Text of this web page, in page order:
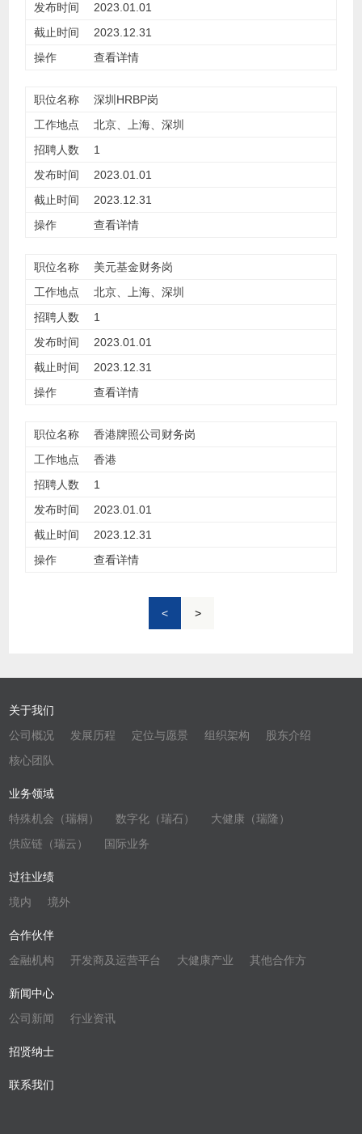
2023.01.01
2023.12.31
查看详情
深圳HRBP岗
北京、上海、深圳
1
2023.01.01
2023.12.31
查看详情
美元基金财务岗
北京、上海、深圳
1
2023.01.01
2023.12.31
查看详情
香港牌照公司财务岗
香港
1
2023.01.01
2023.12.31
查看详情
< >
关于我们
公司概况
发展历程 定位与愿景 组织架构
股东介绍
核心团队
业务领域
特殊机会（瑞桐）
数字化（瑞石）
大健康（瑞隆）
供应链（瑞云）
国际业务
过往业绩
境内
境外
合作伙伴
金融机构
开发商及运营平台 大健康产业 其他合作方
新闻中心
公司新闻
行业资讯
招贤纳士
联系我们